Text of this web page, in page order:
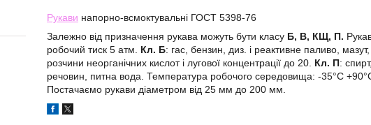
Рукави напорно-всмоктувальні ГОСТ 5398-76
Залежно від призначення рукава можуть бути класу Б, В, КЩ, П.
робочий тиск 5 атм. Кл. Б: гас, бензин, диз. і реактивне паливо, мазут,
розчини неорганічних кислот і лугової концентрації до 20. Кл. П:
речовин, питна вода. Температура робочого середовища: -35°С
Постачаємо рукави діаметром від 25 мм до 200 мм.